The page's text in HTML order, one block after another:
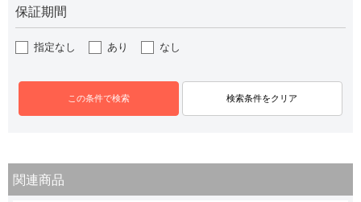
保証期間
指定なし あり なし
関連商品